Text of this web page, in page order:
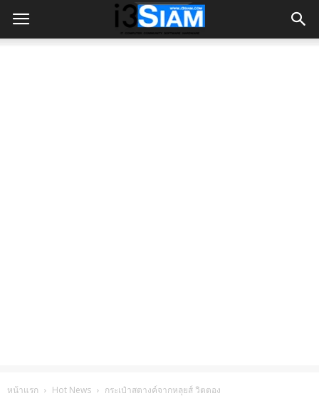
หน้าแรก Hot News กระเป๋าสตางค์จากหลุยส์ วิตตอง